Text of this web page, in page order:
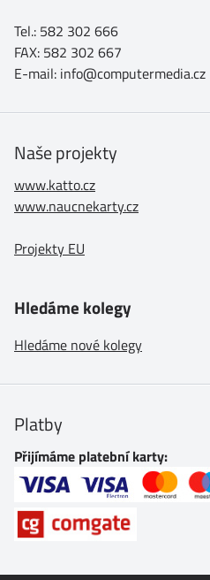
Tel.: 582 302 666
FAX: 582 302 667
E-mail: info@computermedia.cz
Naše projekty
www.katto.cz
www.naucnekarty.cz
Projekty EU
Hledáme kolegy
Hledáme nové kolegy
Platby
Přijímáme platební karty: